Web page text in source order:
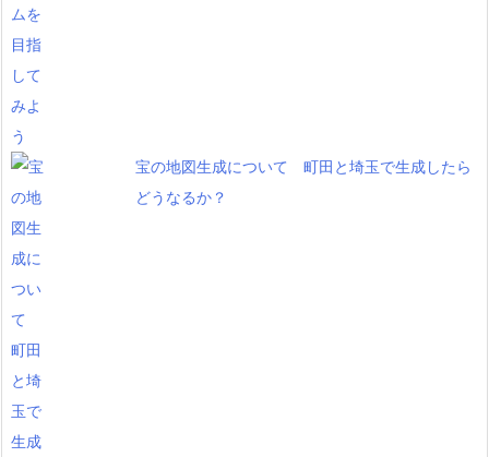
宝の地図生成について 町田と埼玉で生成したら
どうなるか？